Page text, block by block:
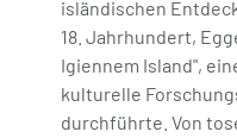
isländischen
18. Jahrhundert,
Igiennem Island",
kulturelle
durchführte. Von